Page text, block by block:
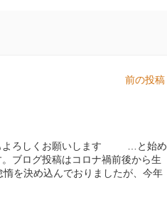
前の投稿
もよろしくお願いします …と始め
ブログ投稿はコロナ禍前後から生
を決め込んでおりましたが、今年